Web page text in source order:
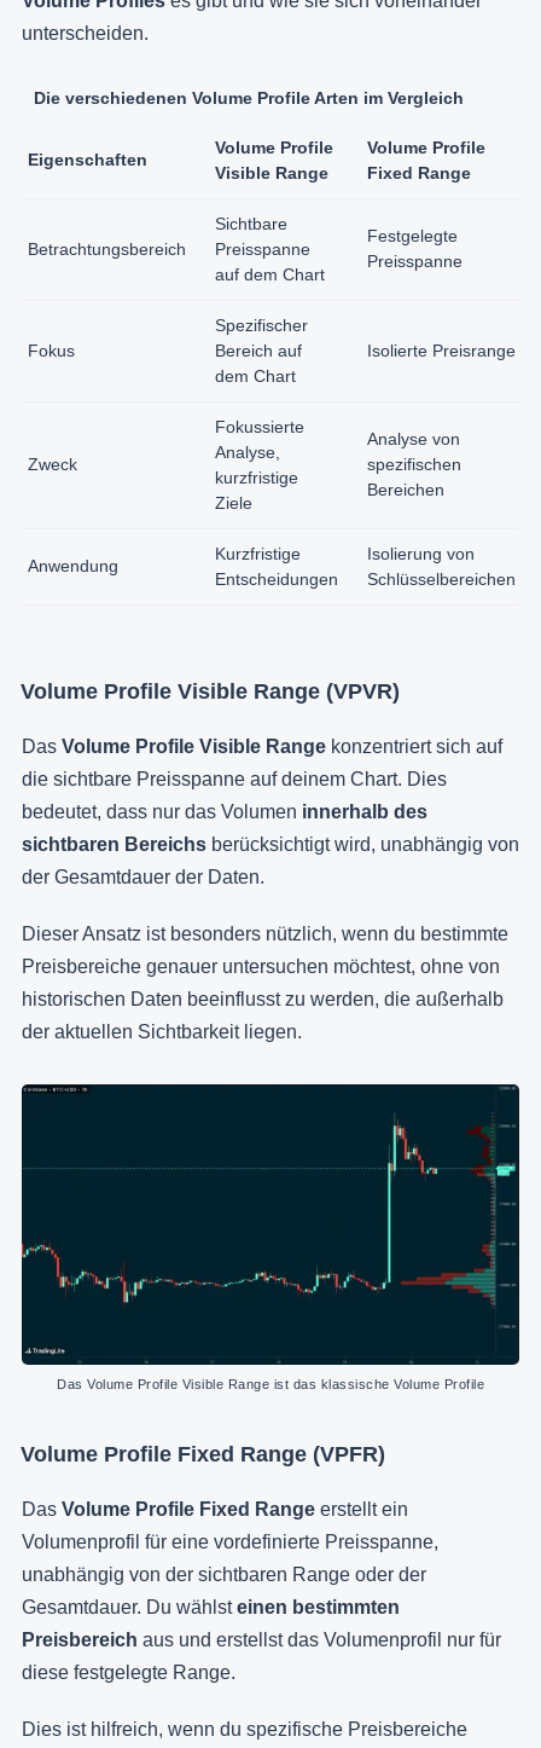
unterscheiden.
Die verschiedenen Volume Profile Arten im Vergleich
Eigenschaften
Volume Profile
Visible Range
Volume Profile
Fixed Range
Betrachtungsbereich
Sichtbare
Preisspanne
auf dem Chart
Festgelegte
Preisspanne
Fokus
Spezifischer
Bereich auf
dem Chart
Isolierte Preisrange
Zweck
Fokussierte
Analyse,
kurzfristige
Ziele
Analyse von
spezifischen
Bereichen
Anwendung
Kurzfristige
Entscheidungen
Isolierung von
Schlüsselbereichen
Volume Profile Visible Range (VPVR)
Das Volume Profile Visible Range konzentriert sich auf
die sichtbare Preisspanne auf deinem Chart. Dies
bedeutet, dass nur das Volumen innerhalb des
sichtbaren Bereichs berücksichtigt wird, unabhängig von
der Gesamtdauer der Daten.
Dieser Ansatz ist besonders nützlich, wenn du bestimmte
Preisbereiche genauer untersuchen möchtest, ohne von
historischen Daten beeinflusst zu werden, die außerhalb
der aktuellen Sichtbarkeit liegen.
Das Volume Profile Visible Range ist das klassische Volume Profile
Volume Profile Fixed Range (VPFR)
Das Volume Profile Fixed Range erstellt ein
Volumenprofil für eine vordefinierte Preisspanne,
unabhängig von der sichtbaren Range oder der
Gesamtdauer. Du wählsteinen bestimmten
Preisbereich aus und erstellst das Volumenprofil nur für
diese festgelegte Range.
Dies ist hilfreich, wenn du spezifische Preisbereiche